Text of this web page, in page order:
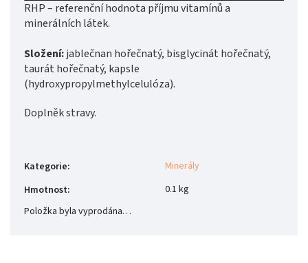
RHP – referenční hodnota příjmu vitamínů a
minerálních látek.
Složení:jablečnan hořečnatý, bisglycinát hořečnatý,
taurát hořečnatý, kapsle
(hydroxypropylmethylcelulóza).
Doplněk stravy.
Kategorie:
Minerály
Hmotnost:
0.1 kg
Položka byla vyprodána…